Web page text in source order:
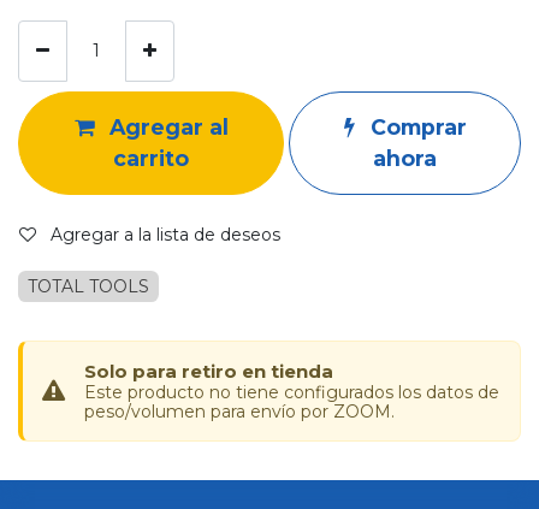
Agregar al
carrito
Comprar
ahora
Agregar a la lista de deseos
TOTAL TOOLS
Solo para retiro en tienda
Este producto no tiene configurados los datos de
peso/volumen para envío por ZOOM.